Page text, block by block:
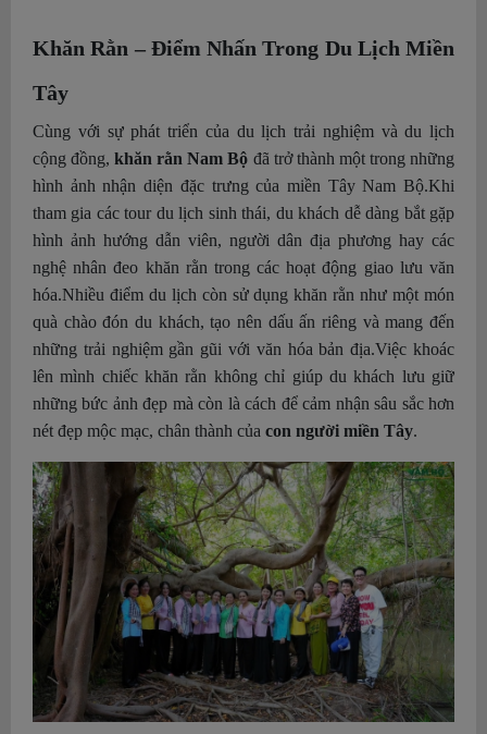
Khăn Rằn – Điểm Nhấn Trong Du Lịch Miền
Tây
Cùng với sự phát triển của du lịch trải nghiệm và du lịch
cộng đồng, khăn rằn Nam Bộ đã trở thành một trong những
hình ảnh nhận diện đặc trưng của miền Tây Nam Bộ.Khi
tham gia các tour du lịch sinh thái, du khách dễ dàng bắt gặp
hình ảnh hướng dẫn viên, người dân địa phương hay các
nghệ nhân đeo khăn rằn trong các hoạt động giao lưu văn
hóa.Nhiều điểm du lịch còn sử dụng khăn rằn như một món
quà chào đón du khách, tạo nên dấu ấn riêng và mang đến
những trải nghiệm gần gũi với văn hóa bản địa.Việc khoác
lên mình chiếc khăn rằn không chỉ giúp du khách lưu giữ
những bức ảnh đẹp mà còn là cách để cảm nhận sâu sắc hơn
nét đẹp mộc mạc, chân thành của con người miền Tây.